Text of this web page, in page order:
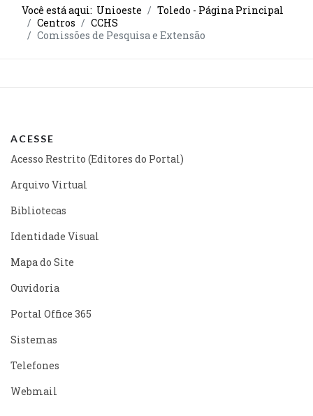
Você está aqui: Unioeste
Toledo - Página Principal
Centros
CCHS
Comissões de Pesquisa e Extensão
ACESSE
Acesso Restrito (Editores do Portal)
Arquivo Virtual
Bibliotecas
Identidade Visual
Mapa do Site
Ouvidoria
Portal Office 365
Sistemas
Telefones
Webmail